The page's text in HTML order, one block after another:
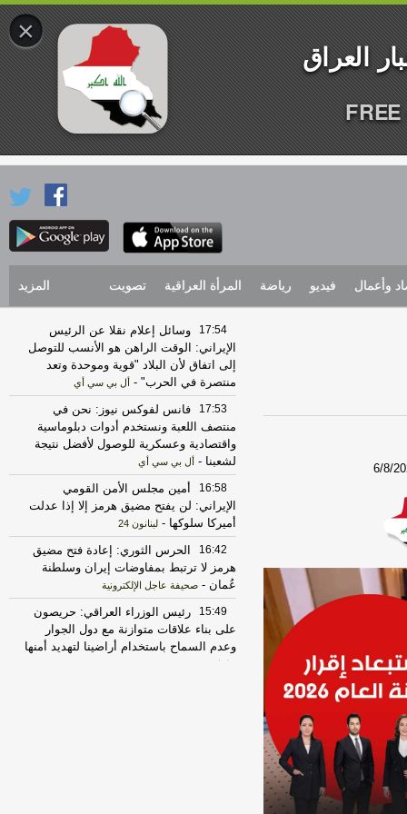
وأعمال فيديو رياضة المرأة العراقية تصويت المزيد
6/8/
17:54
وسائل إعلام نقلا عن الرئيس
الإيراني: الوقت الراهن هو الأنسب للتوصل
إلى اتفاق لأن البلاد "قوية وموحدة وتعد
منتصرة في الحرب" - أل بي سي أي
17:53
فانس لفوكس نيوز: نحن في
منتصف اللعبة ونستخدم أدوات دبلوماسية
واقتصادية وعسكرية للوصول لأفضل نتيجة
لشعبنا - أل بي سي أي
16:58
أمين مجلس الأمن القومي
الإيراني: لن يفتح مضيق هرمز إلا إذا عدلت
أميركا سلوكها - لبنانون 24
16:42
الحرس الثوري: إعادة فتح مضيق
هرمز لا ترتبط بمفاوضات إيران وسلطنة
عُمان - صحيفة عاجل الإلكترونية
15:49
رئيس الوزراء العراقي: حريصون
على بناء علاقات متوازنة مع دول الجوار
وعدم السماح باستخدام أراضينا لتهديد أمنها
×